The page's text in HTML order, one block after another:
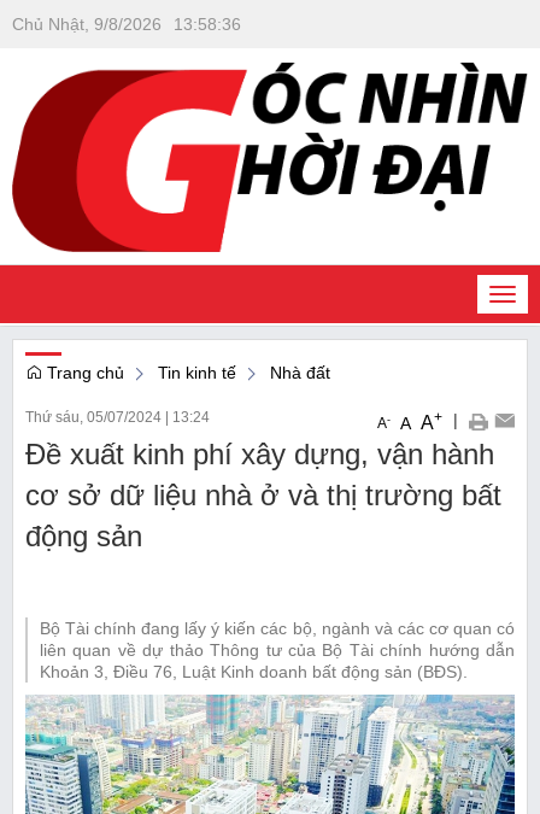
Chủ Nhật, 9/8/2026 13:58:36
Trang chủ Tin kinh tế Nhà đất
Thứ sáu, 05/07/2024 13:24 A- A A+ |
Đề xuất kinh phí xây dựng, vận hành
cơ sở dữ liệu nhà ở và thị trường bất
động sản
Bộ Tài chính đang lấy ý kiến các bộ, ngành và các cơ quan có
liên quan về dự thảo Thông tư của Bộ Tài chính hướng dẫn
Khoản 3, Điều 76, Luật Kinh doanh bất động sản (BĐS).